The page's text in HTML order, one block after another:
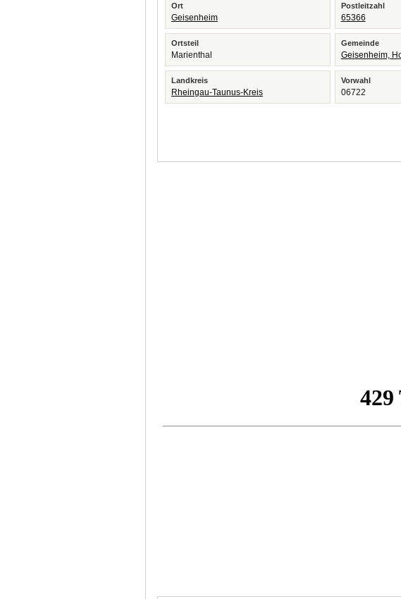
Ort
Geisenheim
Postleitzahl
65366
Ortsteil
Marienthal
Gemeinde
Geisenheim,
Landkreis
Rheingau-Taunus-Kreis
Vorwahl
06722